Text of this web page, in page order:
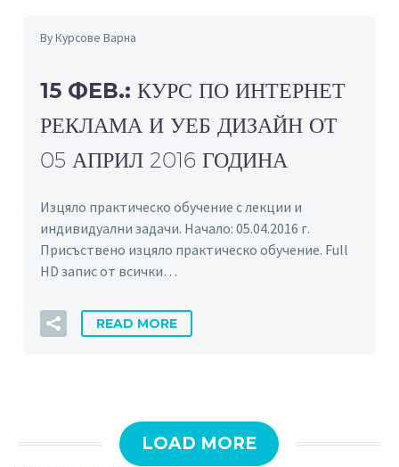
By Курсове Варна
15 ФЕВ.: КУРС ПО ИНТЕРНЕТ
РЕКЛАМА И УЕБ ДИЗАЙН ОТ
05 АПРИЛ 2016 ГОДИНА
Изцяло практическо обучение с лекции и
индивидуални задачи. Начало: 05.04.2016 г.
Присъствено изцяло практическо обучение. Full
HD запис от всички…
READ MORE
LOAD MORE